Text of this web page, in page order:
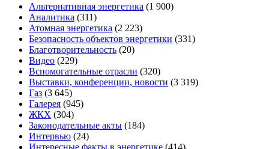
Альтернативная энергетика (1 900)
Аналитика (311)
Атомная энергетика (2 223)
Безопасность объектов энергетики (331)
Благотворительность (20)
Видео (229)
Вспомогательные отрасли (320)
Выставки, конференции, новости (3 319)
Газ (3 645)
Галерея (945)
ЖКХ (304)
Законодательные акты (184)
Интервью (24)
Интересные факты в энергетике (414)